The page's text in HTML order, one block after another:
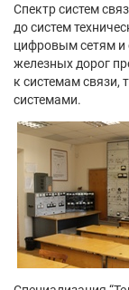
Спектр систем
до систем
цифровым сетям и
железных дорог
к системам
системами.